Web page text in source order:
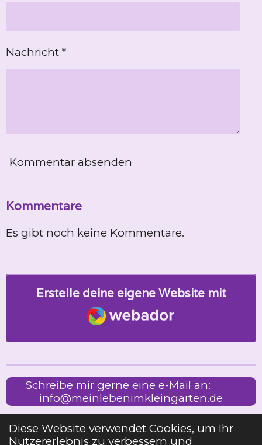
Diese Website verwendet Cookies, um Ihr
Nutzererlebnis zu verbessern und
Nachricht *
Kommentar absenden
Kommentare
Es gibt noch keine Kommentare.
Erstelle deine eigene Website mit
Webador
Schreibe mir gerne eine e-Mail an:
info@meinlebenimkleingarten.de
Impressum